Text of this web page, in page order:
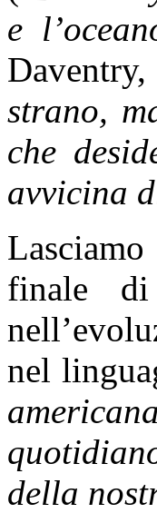
e
strano,
che
avvicina
finale
nel
della